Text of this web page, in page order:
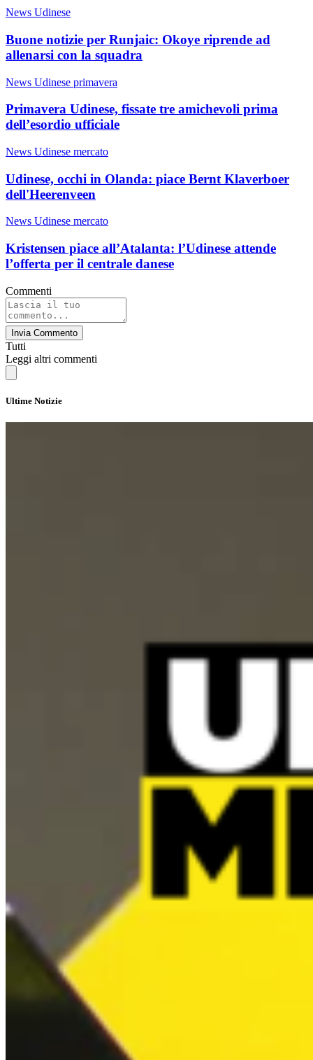
News Udinese
Buone notizie per Runjaic: Okoye riprende ad
allenarsi con la squadra
News Udinese primavera
Primavera Udinese, fissate tre amichevoli prima
dell’esordio ufficiale
News Udinese mercato
Udinese, occhi in Olanda: piace Bernt Klaverboer
dell'Heerenveen
News Udinese mercato
Kristensen piace all’Atalanta: l’Udinese attende
l’offerta per il centrale danese
Commenti
Invia Commento
Tutti
Leggi altri commenti
Ultime Notizie